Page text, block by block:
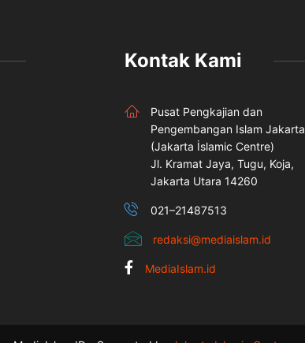
Kontak Kami
Pusat Pengkajian dan
Pengembangan Islam Jakarta
(Jakarta İslamic Centre)
Jl. Kramat Jaya, Tugu, Koja,
Jakarta Utara 14260
021–21487513
redaksi@mediaislam.id
MediaIslam.id